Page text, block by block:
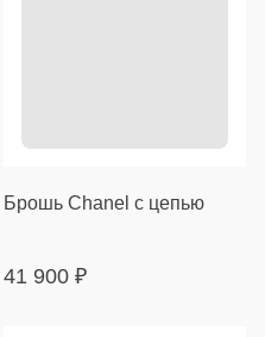
Брошь Chanel с цепью
41 900 ₽